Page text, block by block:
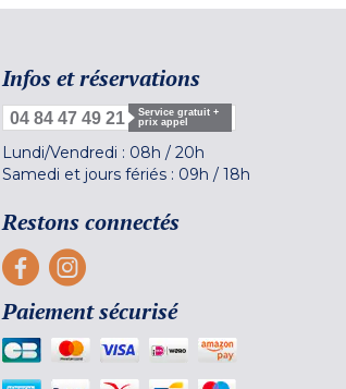
Infos et réservations
04 84 47 49 21
Service gratuit +
prix appel
Lundi/Vendredi : 08h / 20h
Samedi et jours fériés : 09h / 18h
Restons connectés
Paiement sécurisé